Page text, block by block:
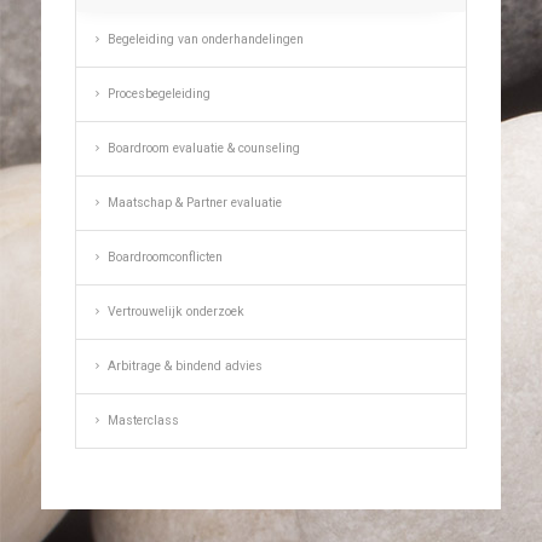
Begeleiding van onderhandelingen
Procesbegeleiding
Boardroom evaluatie & counseling
Maatschap & Partner evaluatie
Boardroomconflicten
Vertrouwelijk onderzoek
Arbitrage & bindend advies
Masterclass